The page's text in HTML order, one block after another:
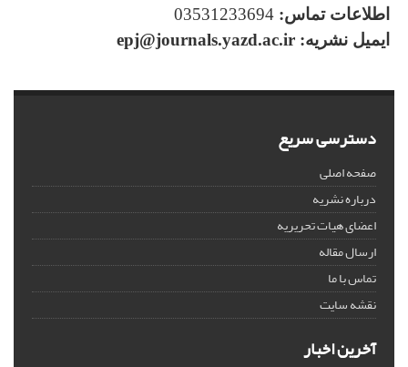
اطلاعات تماس: 03531233694
ایمیل نشریه: epj@journals.yazd.ac.ir
دسترسی سریع
صفحه اصلی
درباره نشریه
اعضای هیات تحریریه
ارسال مقاله
تماس با ما
نقشه سایت
آخرین اخبار